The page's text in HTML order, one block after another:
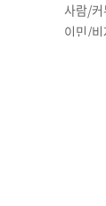
사람/커
이민/비